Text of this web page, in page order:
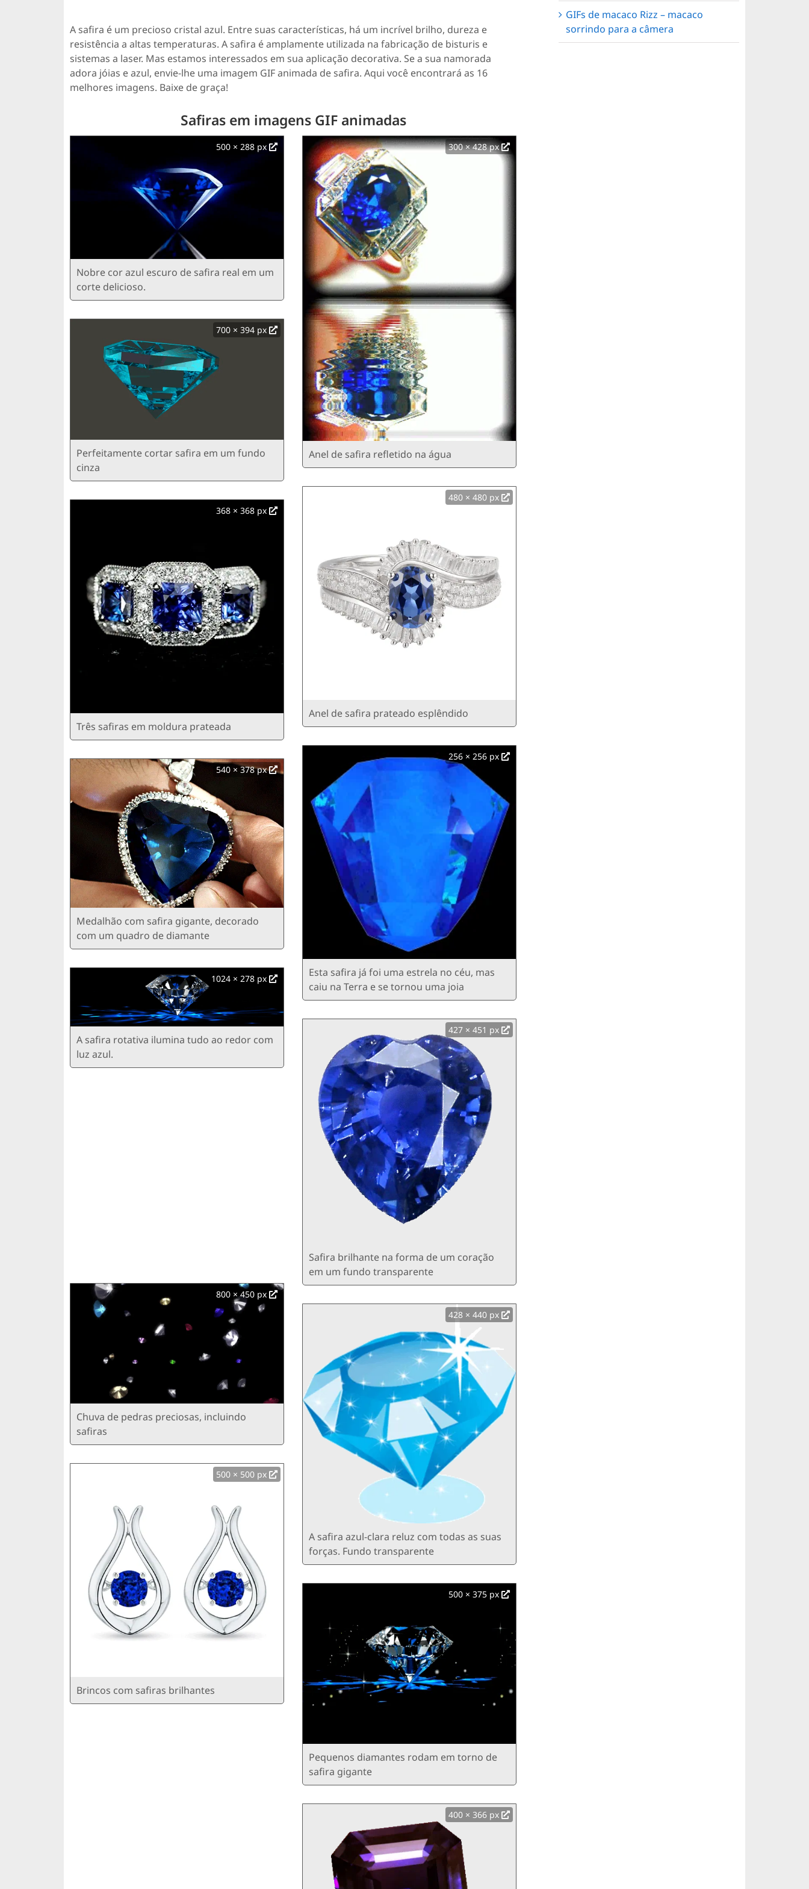
A safira é um precioso cristal azul. Entre suas características, há um incrível brilho, dureza e
resistência a altas temperaturas. A safira é amplamente utilizada na fabricação de bisturis e
sistemas a laser. Mas estamos interessados ​​em sua aplicação decorativa. Se a sua namorada
adora jóias e azul, envie-lhe uma imagem GIF animada de safira. Aqui você encontrará as 16
melhores imagens. Baixe de graça!
Safiras em imagens GIF animadas
500 × 288 px
Nobre cor azul escuro de safira real em um
corte delicioso.
700 × 394 px
Perfeitamente cortar safira em um fundo
cinza
368 × 368 px
Três safiras em moldura prateada
540 × 378 px
Medalhão com safira gigante, decorado
com um quadro de diamante
1024 × 278 px
A safira rotativa ilumina tudo ao redor com
luz azul.
800 × 450 px
Chuva de pedras preciosas, incluindo
safiras
500 × 500 px
Brincos com safiras brilhantes
300 × 428 px
Anel de safira refletido na água
480 × 480 px
Anel de safira prateado esplêndido
256 × 256 px
Esta safira já foi uma estrela no céu, mas
caiu na Terra e se tornou uma joia
427 × 451 px
Safira brilhante na forma de um coração
em um fundo transparente
428 × 440 px
A safira azul-clara reluz com todas as suas
forças. Fundo transparente
500 × 375 px
Pequenos diamantes rodam em torno de
safira gigante
400 × 366 px
GIFs de macaco Rizz – macaco
sorrindo para a câmera